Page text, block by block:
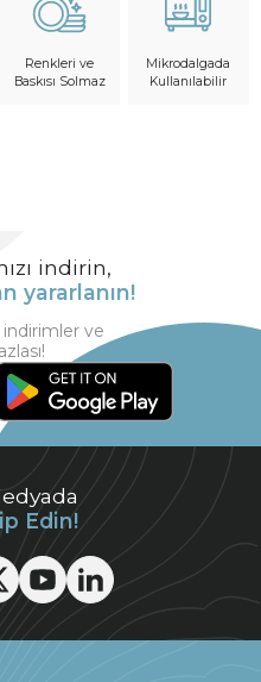
Renkleri ve
Baskısı Solmaz
Mikrodalgada
Kullanılabilir
Edin!
indirin,
yararlanın!
indirimler ve